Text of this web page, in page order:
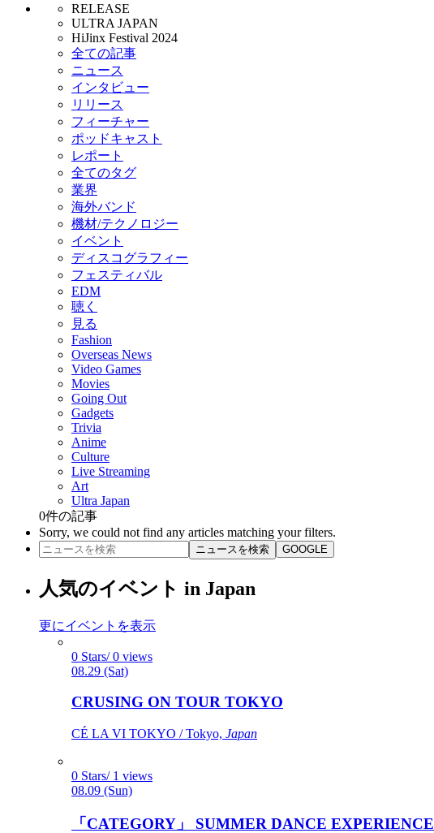
RELEASE
ULTRA JAPAN
HiJinx Festival 2024
全ての記事
ニュース
インタビュー
リリース
フィーチャー
ポッドキャスト
レポート
全てのタグ
業界
海外バンド
機材/テクノロジー
イベント
ディスコグラフィー
フェスティバル
EDM
聴く
見る
Fashion
Overseas News
Video Games
Movies
Going Out
Gadgets
Trivia
Anime
Culture
Live Streaming
Art
Ultra Japan
0件の記事
Sorry, we could not find any articles matching your filters.
ニュースを検索 GOOGLE
人気のイベント in Japan
更にイベントを表示
0 Stars/ 0 views
08.29 (Sat)
CRUSING ON TOUR TOKYO
CÉ LA VI TOKYO / Tokyo, Japan
0 Stars/ 1 views
08.09 (Sun)
「CATEGORY」 SUMMER DANCE EXPERIENCE